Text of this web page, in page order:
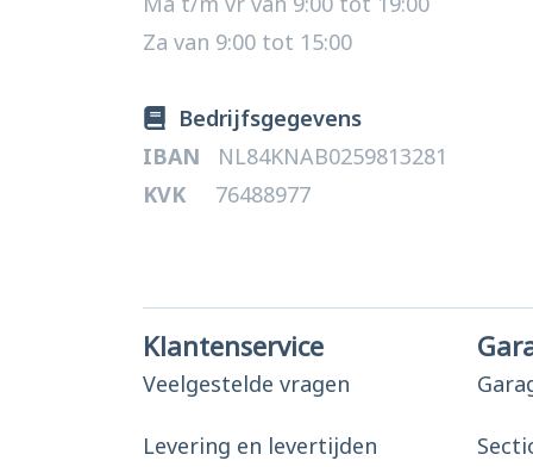
Za van 9:00 tot 15:00
Bedrijfsgegevens
IBAN NL84KNAB0259813281
KVK 76488977
Klantenservice
Veelgestelde vragen
Levering en levertijden